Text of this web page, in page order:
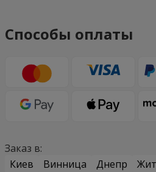
Способы оплаты
Заказ в:
Киев
Винница Днепр